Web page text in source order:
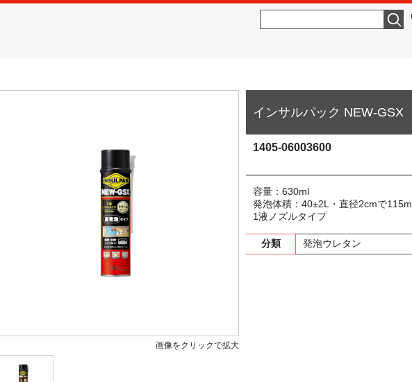
MATSUZAWA CO.,LTD.
画像をクリックで拡大
インサルパック NEW-GSX
1405-06003600
容量：630ml
発泡体積：40±2L・直径2cmで115m
1液ノズルタイプ
分類 発泡ウレタン